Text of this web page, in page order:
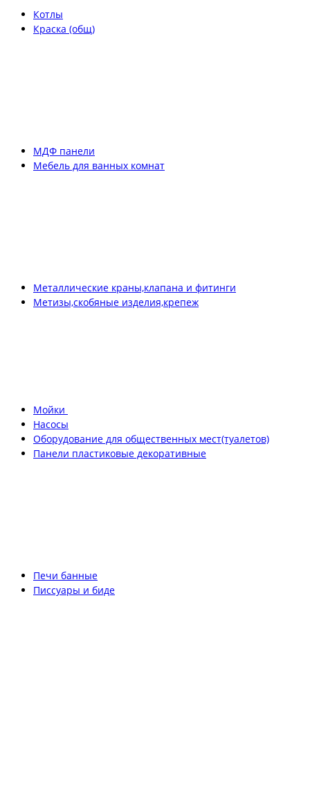
Котлы
Краска (общ)
МДФ панели
Мебель для ванных комнат
Металлические краны,клапана и фитинги
Метизы,скобяные изделия,крепеж
Мойки
Насосы
Оборудование для общественных мест(туалетов)
Панели пластиковые декоративные
Печи банные
Писсуары и биде